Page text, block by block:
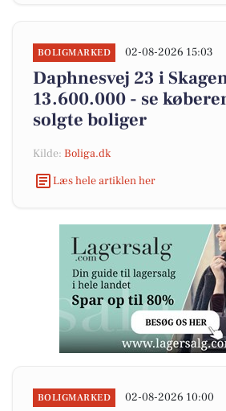
BOLIGMARKED 02-08-2026 15:03
Daphnesvej 23 i
13.600.000 - se
solgte boliger
Kilde: Boliga.dk
Læs hele artiklen her
BOLIGMARKED 02-08-2026 10:00